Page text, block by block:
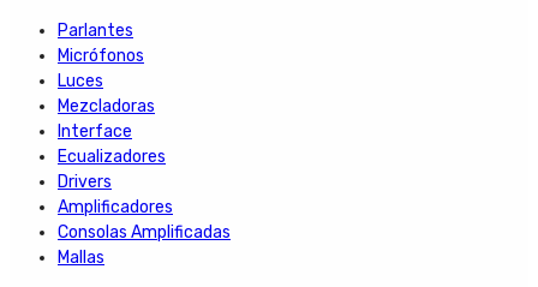
Parlantes
Micrófonos
Luces
Mezcladoras
Interface
Ecualizadores
Drivers
Amplificadores
Consolas Amplificadas
Mallas